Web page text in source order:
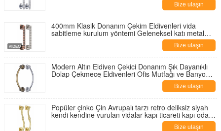
Bize ulaşın
400mm Klasik Donanım Çekim Eldivenleri vida
sabitleme kurulum yöntemi Geleneksel katı metal
Bize ulaşın
Modern Altın Eldiven Çekici Donanım Şık Dayanıklı
Dolap Çekmece Eldivenleri Ofis Mutfağı ve Banyo
Bize ulaşın
Popüler çinko Çin Avrupalı tarzı retro deliksiz siyah
kendi kendine vurulan vidalar kapı ticareti kapı odası
Bize ulaşın